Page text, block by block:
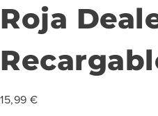
Roja
15,99 €